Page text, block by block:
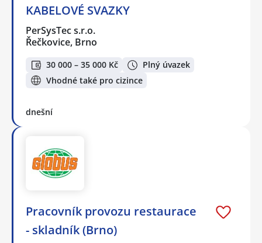
KABELOVÉ SVAZKY
PerSysTec s.r.o.
Řečkovice, Brno
30 000 – 35 000 Kč
Plný úvazek
Vhodné také pro cizince
dnešní
Pracovník provozu restaurace
- skladník (Brno)